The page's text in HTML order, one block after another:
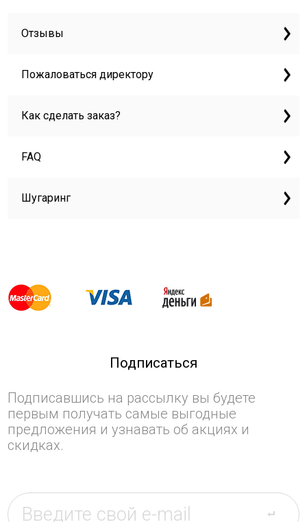
Отзывы
Пожаловаться директору
Как сделать заказ?
FAQ
Шугаринг
Подписаться
Подписавшись на рассылку вы будете
первым получать самые выгодные
предложения и узнавать об акциях и
скидках.